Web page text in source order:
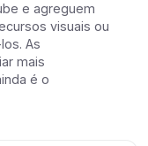
e agreguem
visuais ou
As
mais
é o